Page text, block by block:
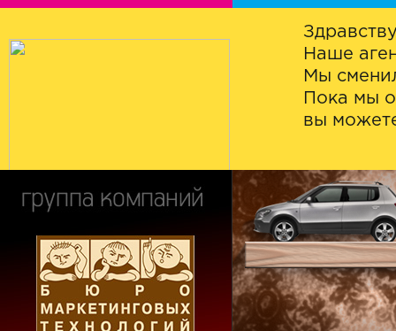
Наше
Мы
Пока мы
вы